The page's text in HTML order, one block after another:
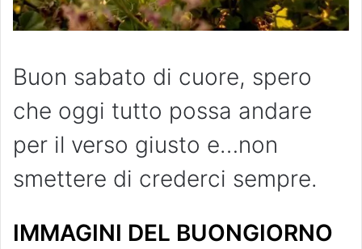
Buon sabato di cuore, spero
che oggi tutto possa andare
per il verso giusto e…non
smettere di crederci sempre.
IMMAGINI DEL BUONGIORNO